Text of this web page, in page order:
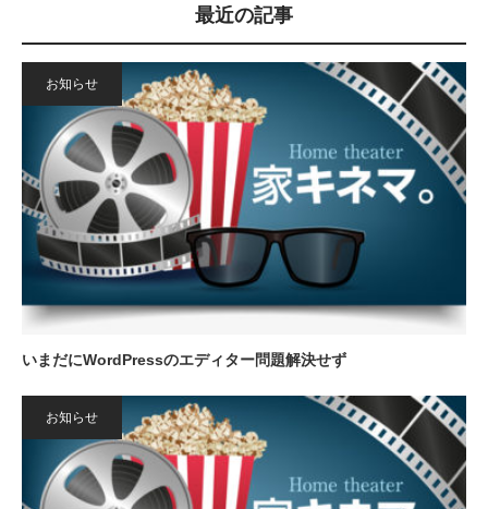
最近の記事
お知らせ
いまだにWordPressのエディター問題解決せず
お知らせ